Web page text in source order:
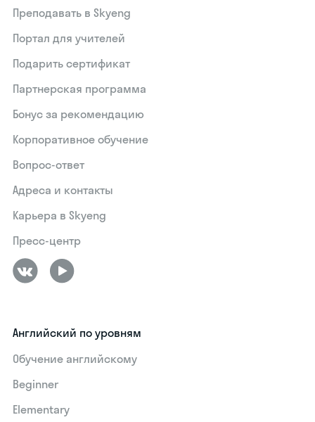
Преподавать в Skyeng
Портал для учителей
Подарить сертификат
Партнерская программа
Бонус за рекомендацию
Корпоративное обучение
Вопрос-ответ
Адреса и контакты
Карьера в Skyeng
Пресс-центр
Английский по уровням
Обучение английскому
Beginner
Elementary